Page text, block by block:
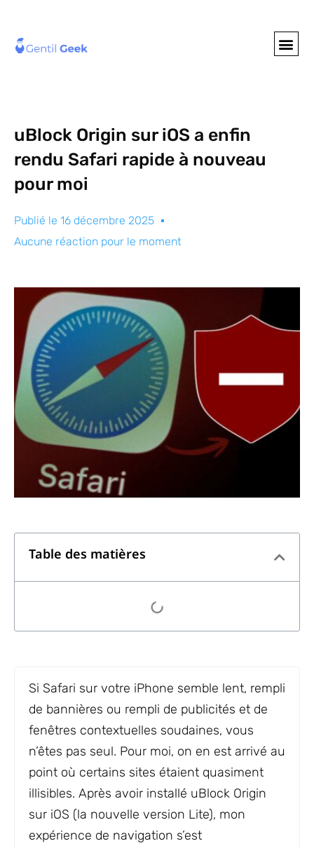
uBlock Origin sur iOS a enfin
rendu Safari rapide à nouveau
pour moi
Publié le 16 décembre 2025
Aucune réaction pour le moment
Table des matières
Si Safari sur votre iPhone semble lent, rempli
de bannières ou rempli de publicités et de
fenêtres contextuelles soudaines, vous
n’êtes pas seul. Pour moi, on en est arrivé au
point où certains sites étaient quasiment
illisibles. Après avoir installé uBlock Origin
sur iOS (la nouvelle version Lite), mon
expérience de navigation s’est